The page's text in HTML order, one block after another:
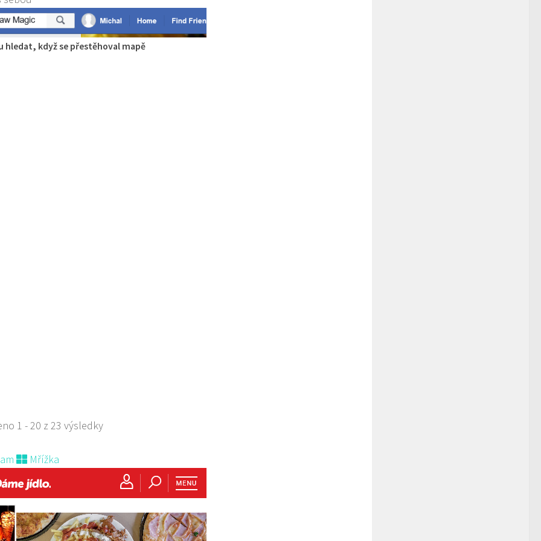
hledat, když se přestěhoval mapě
1 - 20 z 23 výsledky
Mřížka